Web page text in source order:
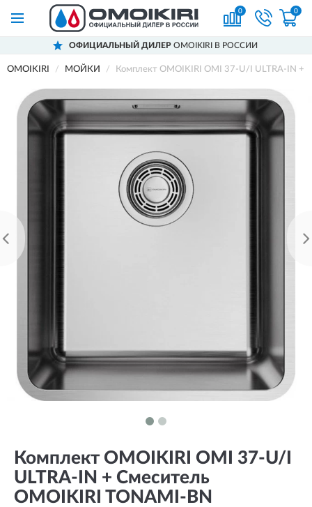
0 0
ОФИЦИАЛЬНЫЙ ДИЛЕР OMOIKIRI В РОССИИ
OMOIKIRI МОЙКИ Комплект OMOIKIRI OMI 37-U/I ULTRA-IN +
Комплект OMOIKIRI OMI 37-U/I
ULTRA-IN + Смеситель
OMOIKIRI TONAMI-BN